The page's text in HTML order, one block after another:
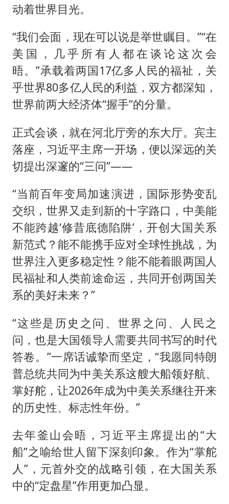
动着世界目光。
“我们会面，现在可以说是举世瞩目。”“在
美国，几乎所有人都在谈论这次会
晤。”承载着两国17亿多人民的福祉，关
乎世界80多亿人民的利益，双方都深知，
世界前两大经济体“握手”的分量。
正式会谈，就在河北厅旁的东大厅。宾主
落座，习近平主席一开场，便以深远的关
切提出深邃的“三问”——
“当前百年变局加速演进，国际形势变乱
交织，世界又走到新的十字路口，中美能
不能跨越‘修昔底德陷阱’，开创大国关系
新范式？能不能携手应对全球性挑战，为
世界注入更多稳定性？能不能着眼两国人
民福祉和人类前途命运，共同开创两国关
系的美好未来？”
“这些是历史之问、世界之问、人民之
问，也是大国领导人需要共同书写的时代
答卷。”一席话诚挚而坚定，“我愿同特朗
普总统共同为中美关系这艘大船领好航、
掌好舵，让2026年成为中美关系继往开来
的历史性、标志性年份。”
去年釜山会晤，习近平主席提出的“大
船”之喻给世人留下深刻印象。作为“掌舵
人”，元首外交的战略引领，在大国关系
中的“定盘星”作用更加凸显。